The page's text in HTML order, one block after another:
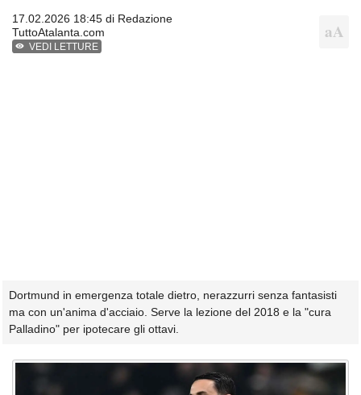
17.02.2026 18:45 di Redazione
TuttoAtalanta.com
VEDI LETTURE
Dortmund in emergenza totale dietro, nerazzurri senza fantasisti
ma con un'anima d'acciaio. Serve la lezione del 2018 e la "cura
Palladino" per ipotecare gli ottavi.